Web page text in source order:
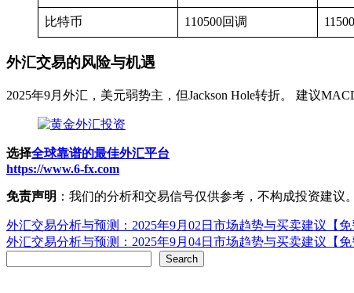
比特币 110500回调
外汇交易的风险与机遇
2025年9月外汇，美元弱势主，但Jackson Hole转折。 建议
选择全球靠谱的最佳外汇平台
https://www.6-fx.com
免责声明 ：我们的分析和交易信号仅供参考，不构成投资建
Post
navigation
外汇交易分析与预测：2025年9月02日市场趋势与买卖建议【免
外汇交易分析与预测：2025年9月04日市场趋势与买卖建议【免
Search